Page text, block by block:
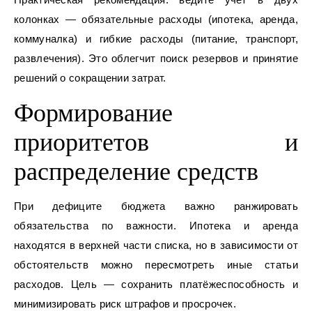
колонках — обязательные расходы (ипотека, аренда,
коммуналка) и гибкие расходы (питание, транспорт,
развлечения). Это облегчит поиск резервов и принятие
решений о сокращении затрат.
Формирование
приоритетов и
распределение средств
При дефиците бюджета важно ранжировать
обязательства по важности. Ипотека и аренда
находятся в верхней части списка, но в зависимости от
обстоятельств можно пересмотреть иные статьи
расходов. Цель — сохранить платёжеспособность и
минимизировать риск штрафов и просрочек.